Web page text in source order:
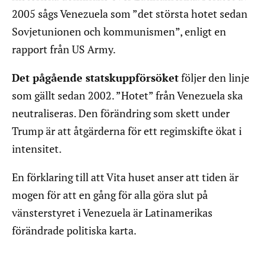
2005 sågs Venezuela som ”det största hotet sedan
Sovjetunionen och kommunismen”, enligt en
rapport från US Army.
Det pågående statskuppförsöketföljer den linje
som gällt sedan 2002. ”Hotet” från Venezuela ska
neutraliseras. Den förändring som skett under
Trump är att åtgärderna för ett regimskifte ökat i
intensitet.
En förklaring till att Vita huset anser att tiden är
mogen för att en gång för alla göra slut på
vänsterstyret i Venezuela är Latinamerikas
förändrade politiska karta.